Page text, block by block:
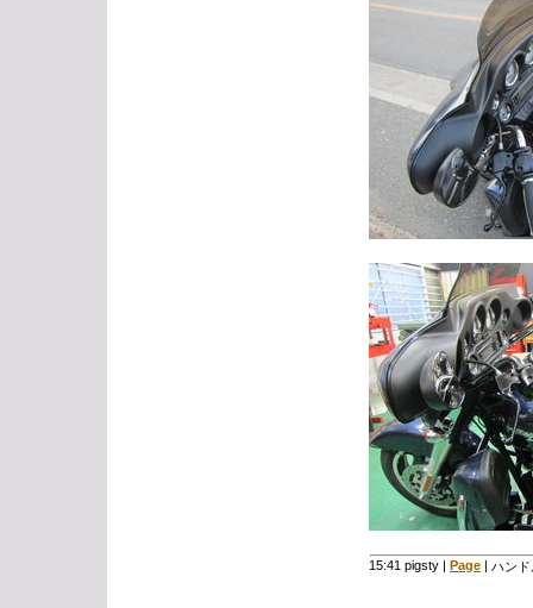
15:41 pigsty | Page | ハン